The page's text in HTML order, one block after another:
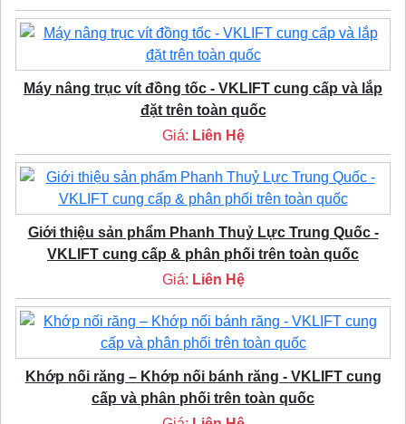
Máy nâng trục vít đồng tốc - VKLIFT cung cấp và lắp
đặt trên toàn quốc
Giá: Liên Hệ
Giới thiệu sản phẩm Phanh Thuỷ Lực Trung Quốc -
VKLIFT cung cấp & phân phối trên toàn quốc
Giá: Liên Hệ
Khớp nối răng – Khớp nối bánh răng - VKLIFT cung
cấp và phân phối trên toàn quốc